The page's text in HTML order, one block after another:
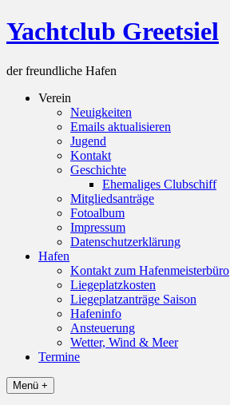
Skip
to
Yachtclub Greetsiel
der freundliche Hafen
Verein
Neuigkeiten
Emails aktualisieren
Jugend
Kontakt
Geschichte
Ehemaliges Clubschiff
Mitgliedsanträge
Fotoalbum
Impressum
Datenschutzerklärung
Hafen
Kontakt zum Hafenmeisterbüro
Liegeplatzkosten
Liegeplatzanträge Saison
Hafeninfo
Ansteuerung
Wetter, Wind & Meer
Termine
Menü +